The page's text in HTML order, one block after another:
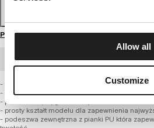
Allow all
Customize
Przewodnik po rozmiarach
ZAMÓWIENIE HURTOWE
- uniwersalny, praktyczny fason
- wysokiej jakości materiały oraz bardzo
- profilowana, wygodna miękka wkładka
- prosty kształt modelu dla zapewnienia
- podeszwa zewnętrzna z pianki PU która